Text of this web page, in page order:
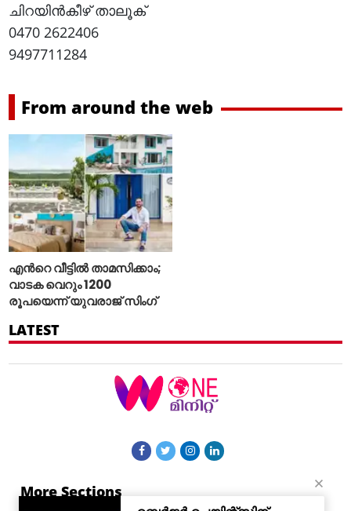
ചിറയിൻകീഴ് താലൂക്
0470 2622406
9497711284
From around the web
എന്‍റെ വീട്ടില്‍ താമസിക്കാം;
വാടക വെറും 1200
രൂപയെന്ന് യുവരാജ് സിംഗ്
LATEST
More Sections